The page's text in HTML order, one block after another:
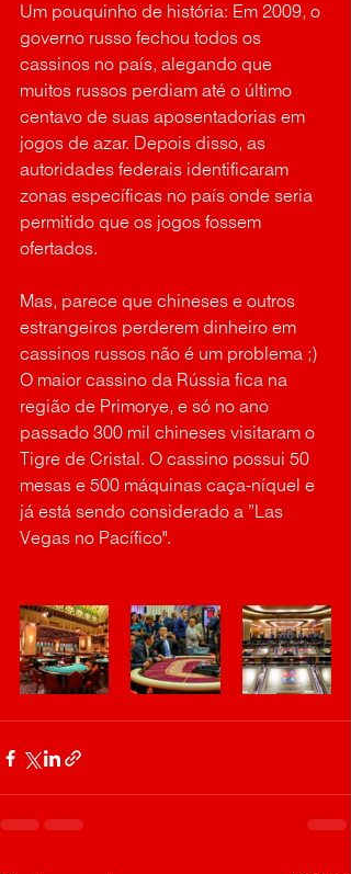
Um pouquinho de história: Em 2009, o
governo russo fechou todos os
cassinos no país, alegando que
muitos russos perdiam até o último
centavo de suas aposentadorias em
jogos de azar. Depois disso, as
autoridades federais identificaram
zonas específicas no país onde seria
permitido que os jogos fossem
ofertados.
Mas, parece que chineses e outros
estrangeiros perderem dinheiro em
cassinos russos não é um problema ;)
O maior cassino da Rússia fica na
região de Primorye, e só no ano
passado 300 mil chineses visitaram o
Tigre de Cristal. O cassino possui 50
mesas e 500 máquinas caça-níquel e
já está sendo considerado a ”Las
Vegas no Pacífico".